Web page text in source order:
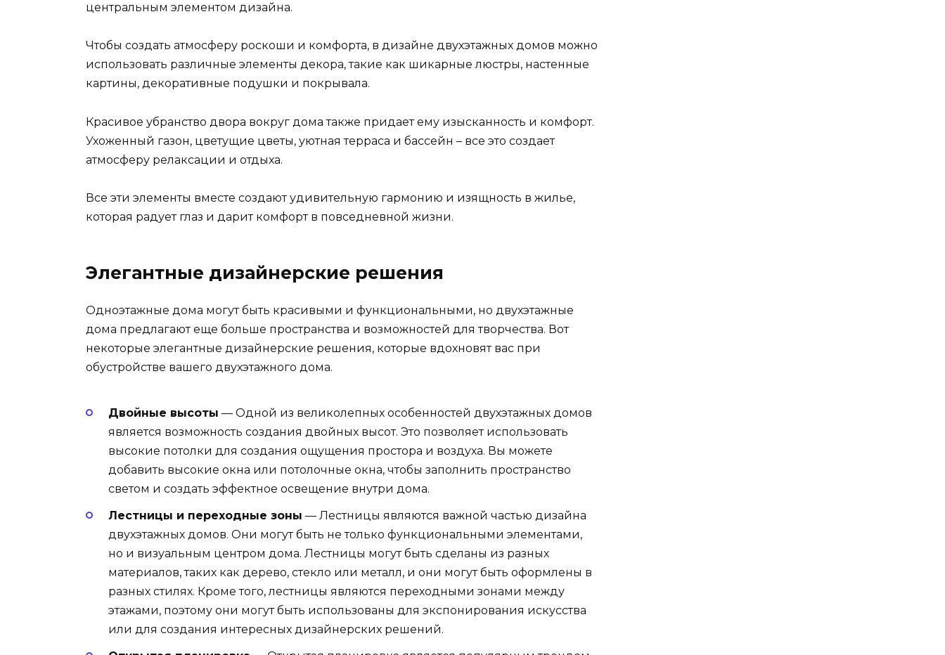
центральным элементом дизайна.
Чтобы создать атмосферу роскоши и комфорта, в дизайне двухэтажных домов можно
использовать различные элементы декора, такие как шикарные люстры, настенные
картины, декоративные подушки и покрывала.
Красивое убранство двора вокруг дома также придает ему изысканность и комфорт.
Ухоженный газон, цветущие цветы, уютная терраса и бассейн – все это создает
атмосферу релаксации и отдыха.
Все эти элементы вместе создают удивительную гармонию и изящность в жилье,
которая радует глаз и дарит комфорт в повседневной жизни.
Элегантные дизайнерские решения
Одноэтажные дома могут быть красивыми и функциональными, но двухэтажные
дома предлагают еще больше пространства и возможностей для творчества. Вот
некоторые элегантные дизайнерские решения, которые вдохновят вас при
обустройстве вашего двухэтажного дома.
Двойные высоты — Одной из великолепных особенностей двухэтажных домов
является возможность создания двойных высот. Это позволяет использовать
высокие потолки для создания ощущения простора и воздуха. Вы можете
добавить высокие окна или потолочные окна, чтобы заполнить пространство
светом и создать эффектное освещение внутри дома.
Лестницы и переходные зоны — Лестницы являются важной частью дизайна
двухэтажных домов. Они могут быть не только функциональными элементами,
но и визуальным центром дома. Лестницы могут быть сделаны из разных
материалов, таких как дерево, стекло или металл, и они могут быть оформлены в
разных стилях. Кроме того, лестницы являются переходными зонами между
этажами, поэтому они могут быть использованы для экспонирования искусства
или для создания интересных дизайнерских решений.